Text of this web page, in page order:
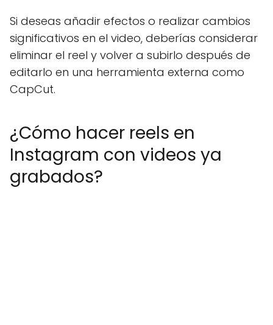
Si deseas añadir efectos o realizar cambios
significativos en el video, deberías considerar
eliminar el reel y volver a subirlo después de
editarlo en una herramienta externa como
CapCut.
¿Cómo hacer reels en
Instagram con videos ya
grabados?